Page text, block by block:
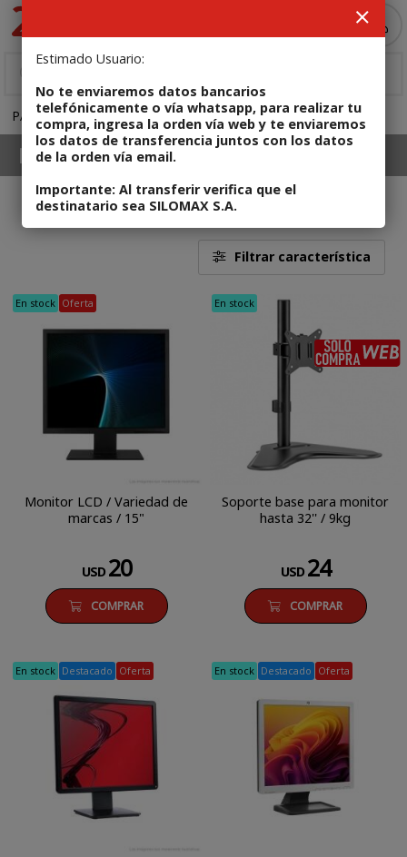
Estimado Usuario:
No te enviaremos datos bancarios
telefónicamente o vía whatsapp, para realizar tu
compra, ingresa la orden vía web y te enviaremos
los datos de transferencia juntos con los datos
de la orden vía email.
Importante: Al transferir verifica que el
destinatario sea SILOMAX S.A.
PANTALLAS Monitores Recertificados
PANTALLAS Monitores Recertificados
16
Filtrar característica
En stock Oferta
Monitor LCD / Variedad de
marcas / 15"
USD 20
COMPRAR
En stock
Soporte base para monitor
hasta 32'' / 9kg
USD 24
COMPRAR
En stock Destacado Oferta En stock Destacado Oferta